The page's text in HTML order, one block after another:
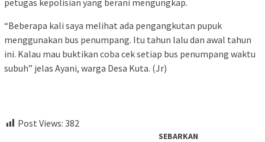
“Beberapa kali saya melihat ada pengangkutan pupuk
menggunakan bus penumpang. Itu tahun lalu dan awal tahun
ini. Kalau mau buktikan coba cek setiap bus penumpang waktu
subuh” jelas Ayani, warga Desa Kuta. (Jr)
Post Views: 382
SEBARKAN